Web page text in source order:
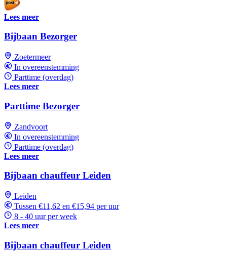
Lees meer
Bijbaan Bezorger
Zoetermeer
In overeenstemming
Parttime (overdag)
Lees meer
Parttime Bezorger
Zandvoort
In overeenstemming
Parttime (overdag)
Lees meer
Bijbaan chauffeur Leiden
Leiden
Tussen €11,62 en €15,94 per uur
8 - 40 uur per week
Lees meer
Bijbaan chauffeur Leiden